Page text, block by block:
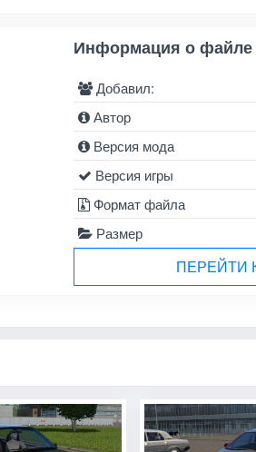
Информация о файле
Добавил:
Автор
Версия мода
Версия игры
Формат файла
Размер
ПЕРЕЙТИ